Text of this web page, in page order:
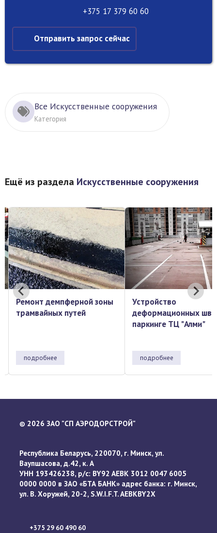
+375 17 379 60 60
Отправить запрос сейчас
Все Искусственные сооружения
Категория
Ещё из раздела Искусственные сооружения
Устройство
деформационных швов на
подробнее
Благоустройство ул.
Советская г. Минск
подробнее
© 2026 ЗАО "СП АЭРОДОРСТРОЙ"
Республика Беларусь, 220070, г. Минск, ул.
Ваупшасова, д.42, к. А
УНН 193426238, р/с: BY92 AEBK 3012 0047 6005
0000 0000 в ЗАО «БТА БАНК» адрес банка: г. Минск,
ул. В. Хоружей, 20-2, S.W.I.F.T. AEBKBY2X
+375 29 60 490 60